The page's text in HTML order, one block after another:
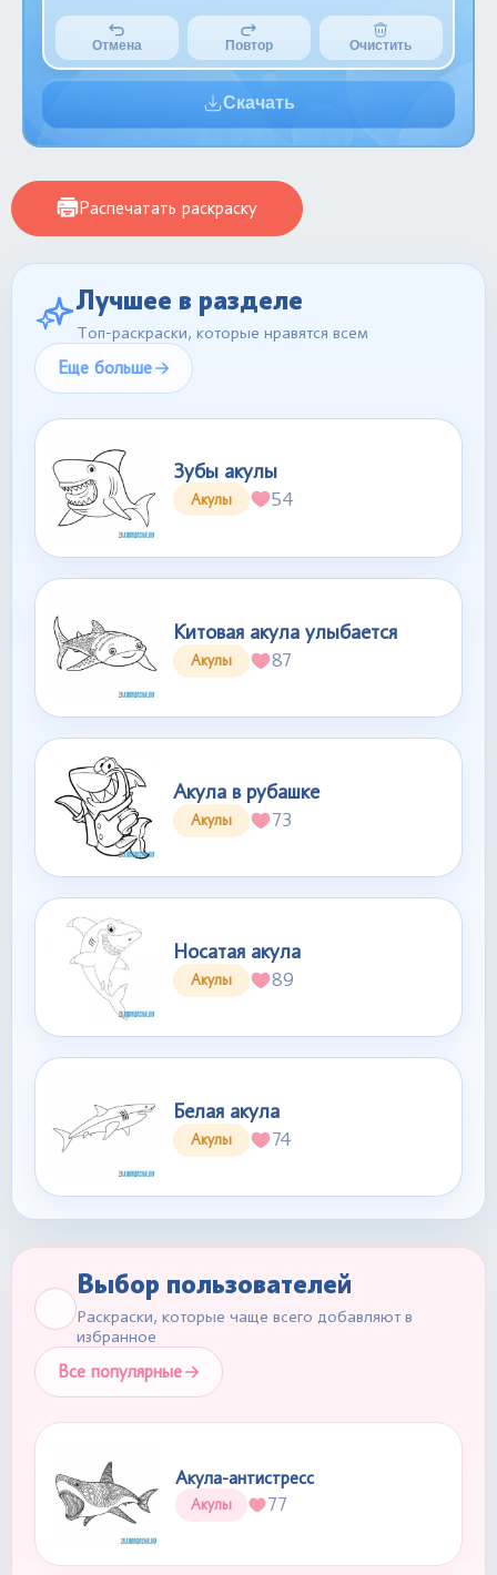
Отмена Повтор Очистить
Скачать
Распечатать раскраску
Лучшее в разделе
Топ-раскраски, которые нравятся всем
Еще больше
Зубы акулы
Акулы 54
Китовая акула улыбается
Акулы 87
Акула в рубашке
Акулы 73
Носатая акула
Акулы 89
Белая акула
Акулы 74
Выбор пользователей
Раскраски, которые чаще всего добавляют в
избранное
Все популярные
Акула-антистресс
Акулы 77